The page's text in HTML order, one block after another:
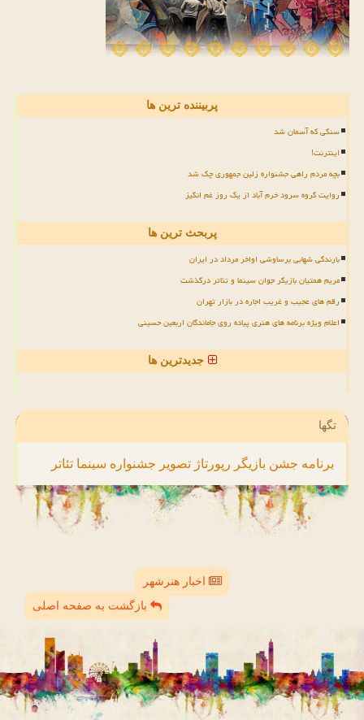
پربیننده ترین ها
سنگی که آسمان شد
اینترنت!
بچه مردم راهی جشنواره زلین جمهوری چک شد
روایت گروه سرود خرم آباد از یک روز غم انگیز
پربحث ترین ها
بارندگی شهابی برساوشی اواخر مرداد در ایران
مریم همتیان بازیگر جوان سینما و تئاتر درگذشت
رقم های عجیب و غریب اجاره در بازار تهران
اعلام ویژه برنامه های هنری پیاده روی جاماندگان اربعین حسینی
جدیدترین ها
تگها
برنامه جشن بازیگر رپورتاژ تصویر جشنواره سینما تئاتر
اخبار هنرشهر
بازگشت به صفحه اصلی